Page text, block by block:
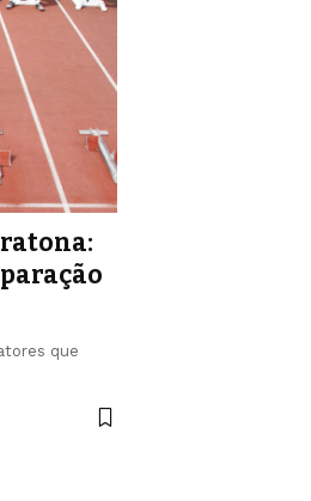
que